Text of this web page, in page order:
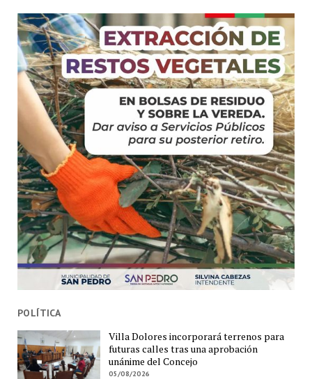
POLÍTICA
Villa Dolores incorporará terrenos para
futuras calles tras una aprobación
unánime del Concejo
05/08/2026